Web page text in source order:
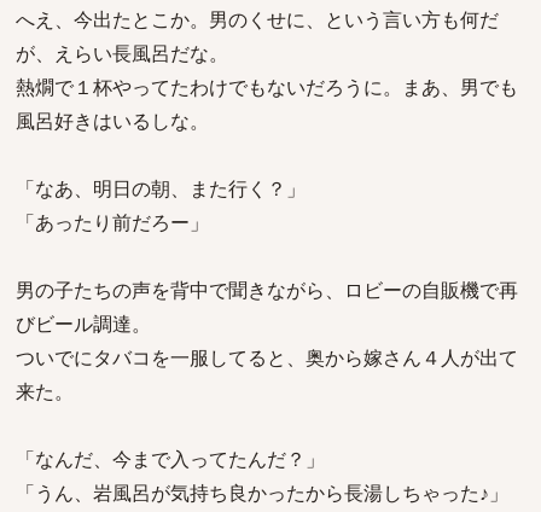
へえ、今出たとこか。男のくせに、という言い方も何だ
が、えらい長風呂だな。
熱燗で１杯やってたわけでもないだろうに。まあ、男でも
風呂好きはいるしな。
「なあ、明日の朝、また行く？」
「あったり前だろー」
男の子たちの声を背中で聞きながら、ロビーの自販機で再
びビール調達。
ついでにタバコを一服してると、奥から嫁さん４人が出て
来た。
「なんだ、今まで入ってたんだ？」
「うん、岩風呂が気持ち良かったから長湯しちゃった♪」